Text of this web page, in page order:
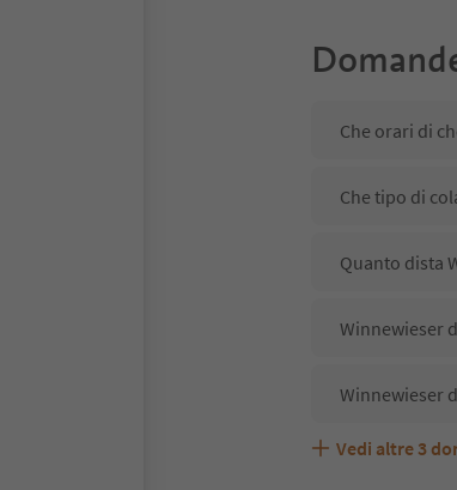
Che orari di
Che tipo di
Quanto dista
Winnewieser
Winnewieser
Winnewieser
Quali servizi/
Gli ospiti di
Vedi altre 3